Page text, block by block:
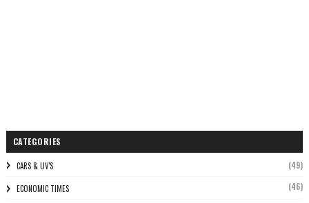
CATEGORIES
CARS & UV'S (49)
ECONOMIC TIMES (46)